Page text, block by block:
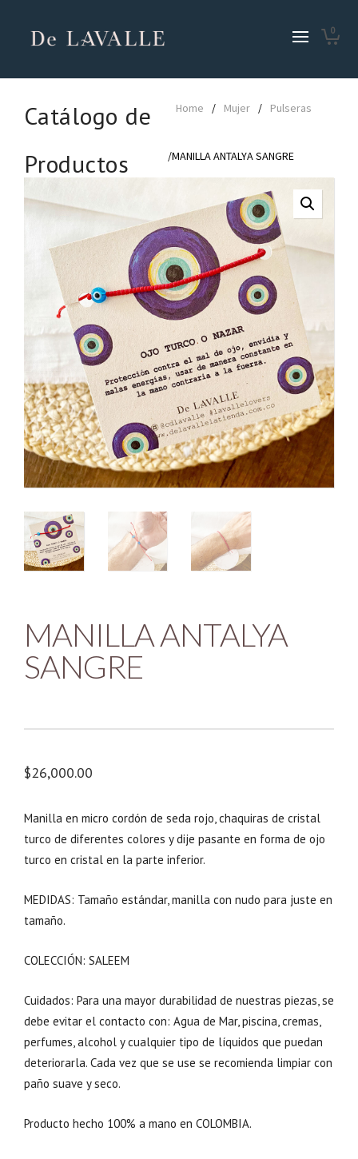
0
Catálogo de
Productos
Home / Mujer / Pulseras
/MANILLA ANTALYA SANGRE
MANILLA ANTALYA
SANGRE
$26,000.00
Manilla en micro cordón de seda rojo, chaquiras de cristal
turco de diferentes colores y dije pasante en forma de ojo
turco en cristal en la parte inferior.
MEDIDAS: Tamaño estándar, manilla con nudo para juste en
tamaño.
COLECCIÓN: SALEEM
Cuidados: Para una mayor durabilidad de nuestras piezas, se
debe evitar el contacto con: Agua de Mar, piscina, cremas,
perfumes, alcohol y cualquier tipo de líquidos que puedan
deteriorarla. Cada vez que se use se recomienda limpiar con
paño suave y seco.
Producto hecho 100% a mano en COLOMBIA.